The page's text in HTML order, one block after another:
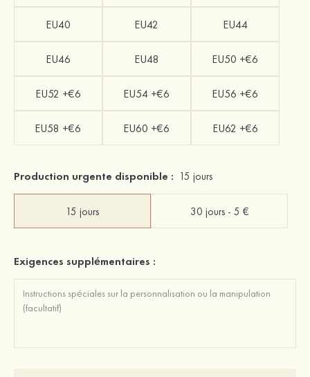
EU40 EU42 EU44
EU46 EU48 EU50 +€6
EU52 +€6 EU54 +€6 EU56 +€6
EU58 +€6 EU60 +€6 EU62 +€6
Production urgente disponible : 15 jours
15 jours 30 jours - 5 €
Exigences supplémentaires :